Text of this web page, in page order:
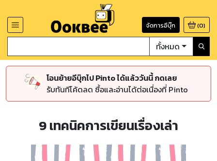
จัดการอีบุ๊ก (0)
ทั้งหมด
โอนย้ายอีบุ๊กไป Pinto ได้แล้ววันนี้ กดเลย
รับทันทีโค้ดลด ซื้อและอ่านได้ต่อเนื่องที่ Pinto
9 เทคนิคการเขียนเรื่องเล่า